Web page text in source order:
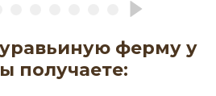
ферму у
получаете: